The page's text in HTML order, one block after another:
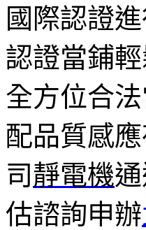
國際認證
認證當鋪
全方位合
配品質感
司靜電機
估諮詢申辦